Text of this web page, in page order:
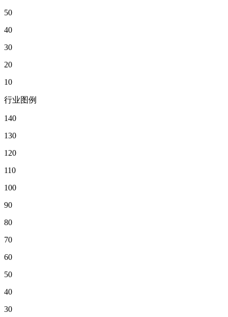
50
40
30
20
10
行业图例
140
130
120
110
100
90
80
70
60
50
40
30